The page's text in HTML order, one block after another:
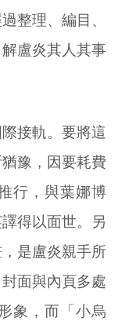
整理、編目、
盧炎其人其事
接軌。要將這
豫，因要耗費
行，與葉娜博
得以面世。另
是盧炎親手所
面與內頁多處
象，而「小烏